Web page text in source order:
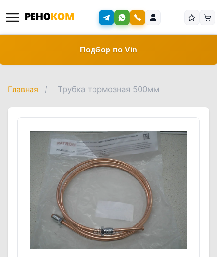
Подбор по Vin
Главная / Трубка тормозная 500мм